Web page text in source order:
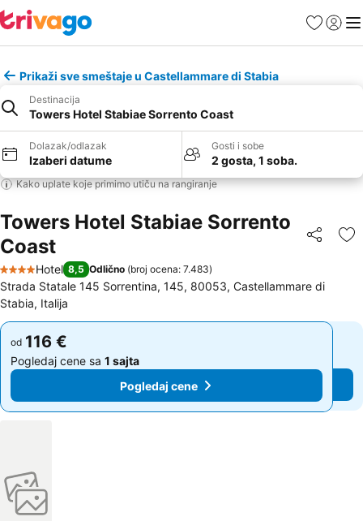
FavoritiPrijavi
Prikaži sve smeštaje u Castellammare di Stabia
Destinacija
Towers Hotel Stabiae Sorrento Coast
Dolazak/odlazak
Izaberi datume
Gosti i sobe
2 gosta, 1 soba.
Kako uplate koje primimo utiču na rangiranje
Towers Hotel Stabiae Sorrento
Coast
Deli
4 Zvezdice
Hotel 8,5 Odlično (broj ocena: 7.483)
Strada Statale 145 Sorrentina, 145, 80053, Castellammare di
Stabia, Italija
od 116 €
Pogledaj cene sa 1 sajta
Pogledaj cene
od 116 €
Pogledaj cene sa 1 sajta
Pogledaj cene